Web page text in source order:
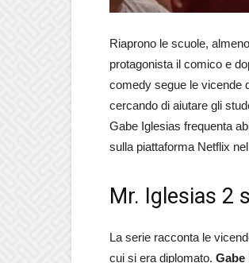
Riaprono le scuole,
protagonista il comico e
comedy segue le vicende
cercando di aiutare gli
Gabe Iglesias frequenta
sulla piattaforma Netflix
Mr. Iglesias 2
La serie racconta le
cui si era diplomato. Gabe